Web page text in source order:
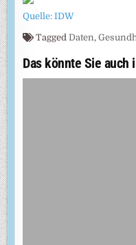
Quelle: IDW
TaggedDaten,
Das könnte Sie auch